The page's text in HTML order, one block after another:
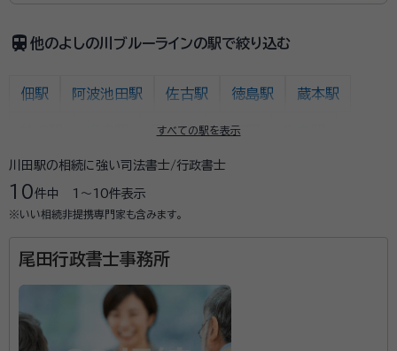
train 他のよしの川ブルーラインの駅で絞り込む
すべての駅を表示
佃駅 阿波池田駅 佐古駅 徳島駅 蔵本駅
石井駅 下浦駅
麻植塚駅 鴨島駅 西麻植駅
川田駅の相続に強い司法書士/行政書士
10件中 1〜10件表示
※いい相続非提携専門家も含みます。
尾田行政書士事務所